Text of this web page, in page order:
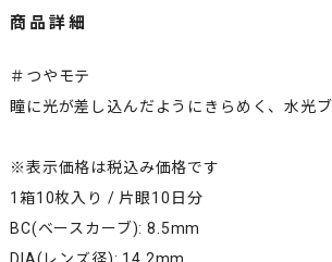
商品詳細
＃つやモテ
瞳に光が差し込んだようにきらめく、水光
※表示価格は税込み価格です
1箱10枚入り / 片眼10日分
BC(ベースカーブ): 8.5mm